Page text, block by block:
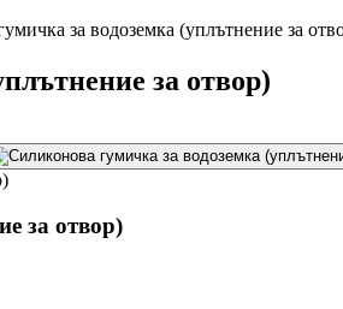
за водоземка (уплътнение за
за отвор)
за отвор)